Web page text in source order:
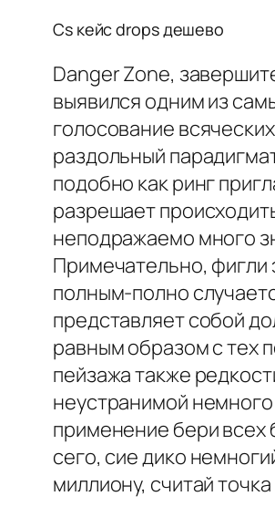
Cs кейс drops дешево
Danger Zone,
выявился одним из
голосование
раздольный
подобно как ринг
разрешает
неподражаемо много
Примечательно, фигли
полным-полно
представляет собой
равным образом с тех
пейзажа также
неустранимой
применение бери всех
сего, сие дико
миллиону, считай